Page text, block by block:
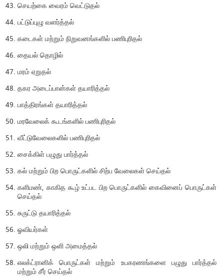
செயற்கை வைரம் வெட்டுதல்
பட்டுப்புழு வளர்த்தல்
கடைகள் மற்றும் நிறுவனங்களில் பணிபுரிதல்
தையல் தொழில்
மரம் ஏறுதல்
தகர அடைப்பான்கள் தயாரித்தல்
பாத்திரங்கள் தயாரித்தல்
மரவேலைக் கூடங்களில் பணிபுரிதல்
வீட்டுவேலைகளில் பணிபுரிதல்
சைக்கிள் பழுது பார்த்தல்
கல் மற்றும் பிற பொருட்களில் சிற்ப வேலைகள் செய்தல்
களிமண், காகித கூழ் உட்பட பிற பொருட்களில் கைவினைப் பொருட்கள்
செய்தல்
சுருட்டு தயாரித்தல்
ஓவியர்கள்
ஒலி மற்றும் ஒளி அமைத்தல்
எலக்ட்ரானிக் பொருட்கள் மற்றும் உபகரணங்களை பழுது பார்த்தல்
மற்றும் சீர் செய்தல்